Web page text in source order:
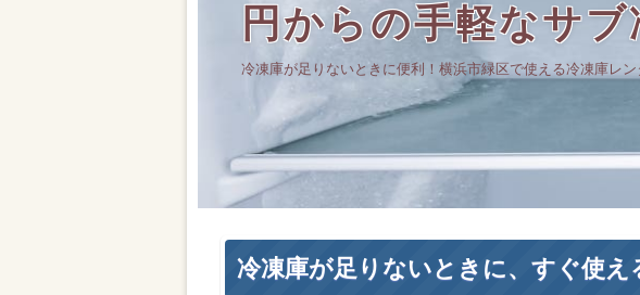
円からの手軽なサブ
冷凍庫が足りないときに便利！横浜市緑区で使える冷凍庫レ
冷凍庫が足りないときに、すぐ使